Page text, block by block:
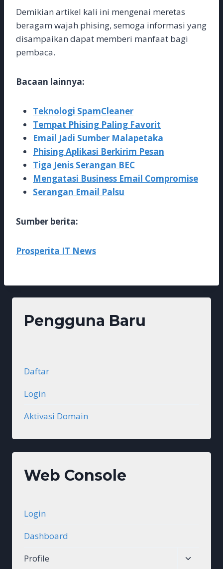
Demikian artikel kali ini mengenai meretas
beragam wajah phising, semoga informasi yang
disampaikan dapat memberi manfaat bagi
pembaca.
Bacaan lainnya:
Teknologi SpamCleaner
Tempat Phising Paling Favorit
Email Jadi Sumber Malapetaka
Phising Aplikasi Berkirim Pesan
Tiga Jenis Serangan BEC
Mengatasi Business Email Compromise
Serangan Email Palsu
Sumber berita:
Prosperita IT News
Pengguna Baru
Daftar
Login
Aktivasi Domain
Web Console
Login
Dashboard
Profile
Toggle